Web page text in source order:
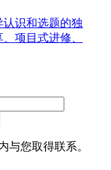
识和选题的独
项目式进修、
与您取得联系。